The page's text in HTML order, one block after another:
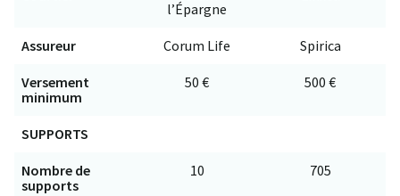
l’Épargne
Assureur Corum Life Spirica
Versement
minimum
50 € 500 €
SUPPORTS
Nombre de
supports
10 705